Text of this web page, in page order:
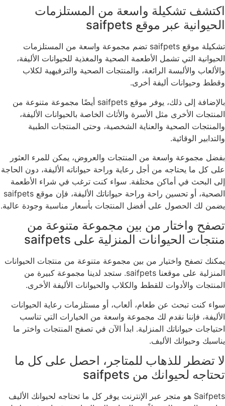
اكتشف تشكيلة واسعة من المستلزمات
الحيوانية عبر موقع saifpets
تشكيلة موقع saifpets تضم مجموعة واسعة من المستلزمات
الحيوانية التي تشمل الأطعمة الصحية والمغذية للحيوانات الأليفة،
والألعاب والألبسة الرائعة، والمنتجات الصحية والترفيهية لكلاب
وقطط وحيوانات أليفة أخرى.
بالإضافة إلى ذلك، يوفر موقع saifpets أيضًا مجموعة متنوعة من
المنتجات الأخرى مثل الأسرة والأثاث الخاصة بالحيوانات الأليفة،
والمنتجات الصحية والعناية الشخصية، وحتى المنتجات الطبية
والتدابير الوقائية.
بفضل مجموعة واسعة من المنتجات والعروض، يمكن للمرء العثور
على كل ما يحتاجه من أجل رعاية وراحة حيواناته الأليفة، دون الحاجة
إلى البحث في أماكن مختلفة. سواء كنت ترغب في شراء الأطعمة
الصحية، أو تحسين راحة وراحة حيواناتك الأليفة، فإن موقع saifpets
يضمن لك الحصول على أفضل المنتجات بأسعار مناسبة وجودة عالية.
تصفح واختار من بين مجموعة متنوعة من
منتجات الحيوانات المنزلية على saifpets
يمكنك تصفح واختيار من بين مجموعة متنوعة من منتجات الحيوانات
المنزلية على موقعنا saifpets. ستجد لدينا مجموعة كبيرة من
المنتجات والأدوات للقطط والكلاب والحيوانات الأليفة الأخرى.
سواء كنت تبحث عن طعام، ألعاب، أو مستلزمات رعاية الحيوانات
الأليفة، فإننا نقدم لك مجموعة واسعة من الخيارات التي تناسب
احتياجات حيواناتك المنزلية. ابدأ الآن في تصفح المنتجات واختر ما
يناسبك وحيوانك الأليف.
لا تضطر للذهاب للمتاجر، احصل على كل ما
تحتاجه لحيوانك من saifpets
Saifpets هو متجر عبر الإنترنت يوفر كل ما تحتاجه لحيوانك الأليف